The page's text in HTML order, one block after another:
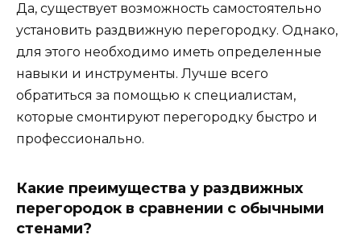
Да, существует возможность самостоятельно
установить раздвижную перегородку. Однако,
для этого необходимо иметь определенные
навыки и инструменты. Лучше всего
обратиться за помощью к специалистам,
которые смонтируют перегородку быстро и
профессионально.
Какие преимущества у раздвижных
перегородок в сравнении с обычными
стенами?